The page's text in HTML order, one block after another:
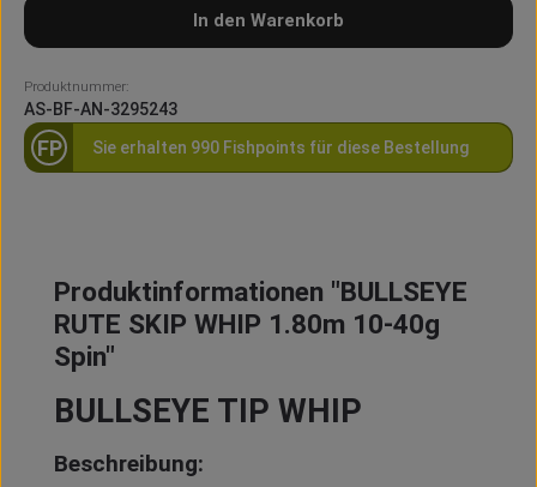
In den Warenkorb
Produktnummer:
AS-BF-AN-3295243
FP Sie erhalten 990 Fishpoints für diese Bestellung
Produktinformationen "BULLSEYE
RUTE SKIP WHIP 1.80m 10-40g
Spin"
BULLSEYE TIP WHIP
Beschreibung: